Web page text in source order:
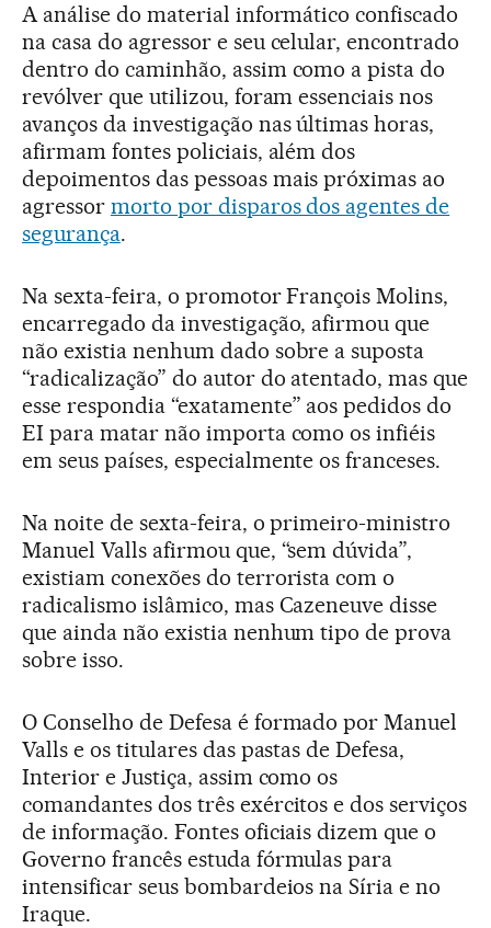
A análise do material informático confiscado
na casa do agressor e seu celular, encontrado
dentro do caminhão, assim como a pista do
revólver que utilizou, foram essenciais nos
avanços da investigação nas últimas horas,
afirmam fontes policiais, além dos
depoimentos das pessoas mais próximas ao
agressor morto por disparos dos agentes de
segurança.
Na sexta-feira, o promotor François Molins,
encarregado da investigação, afirmou que
não existia nenhum dado sobre a suposta
“radicalização” do autor do atentado, mas que
esse respondia “exatamente” aos pedidos do
EI para matar não importa como os infiéis
em seus países, especialmente os franceses.
Na noite de sexta-feira, o primeiro-ministro
Manuel Valls afirmou que, “sem dúvida”,
existiam conexões do terrorista com o
radicalismo islâmico, mas Cazeneuve disse
que ainda não existia nenhum tipo de prova
sobre isso.
O Conselho de Defesa é formado por Manuel
Valls e os titulares das pastas de Defesa,
Interior e Justiça, assim como os
comandantes dos três exércitos e dos serviços
de informação. Fontes oficiais dizem que o
Governo francês estuda fórmulas para
intensificar seus bombardeios na Síria e no
Iraque.